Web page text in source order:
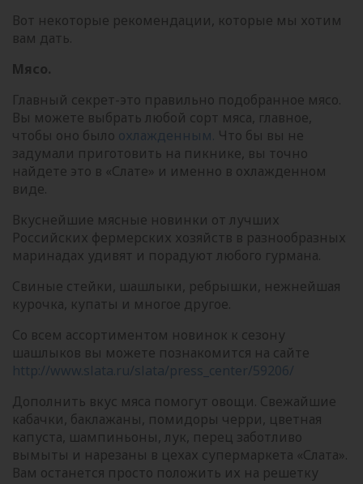
Вот некоторые рекомендации, которые мы хотим
вам дать.
Мясо.
Главный секрет-это правильно подобранное мясо.
Вы можете выбрать любой сорт мяса, главное,
чтобы оно было охлажденным. Что бы вы не
задумали приготовить на пикнике, вы точно
найдете это в «Слате» и именно в охлажденном
виде.
Вкуснейшие мясные новинки от лучших
Российских фермерских хозяйств в разнообразных
маринадах удивят и порадуют любого гурмана.
Свиные стейки, шашлыки, ребрышки, нежнейшая
курочка, купаты и многое другое.
Со всем ассортиментом новинок к сезону
шашлыков вы можете познакомится на сайте
http://www.slata.ru/slata/press_center/59206/
Дополнить вкус мяса помогут овощи. Свежайшие
кабачки, баклажаны, помидоры черри, цветная
капуста, шампиньоны, лук, перец заботливо
вымыты и нарезаны в цехах супермаркета «Слата».
Вам останется просто положить их на решетку